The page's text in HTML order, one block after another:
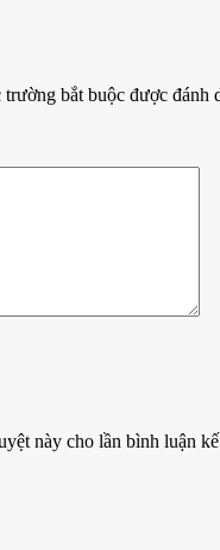
trường bắt buộc được đánh
này cho lần bình luận